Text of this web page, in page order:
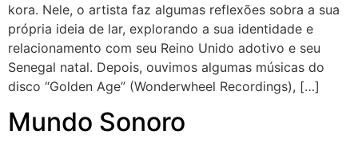
kora. Nele, o artista faz algumas reflexões sobra a sua
própria ideia de lar, explorando a sua identidade e
relacionamento com seu Reino Unido adotivo e seu
Senegal natal. Depois, ouvimos algumas músicas do
disco “Golden Age” (Wonderwheel Recordings), […]
Mundo Sonoro